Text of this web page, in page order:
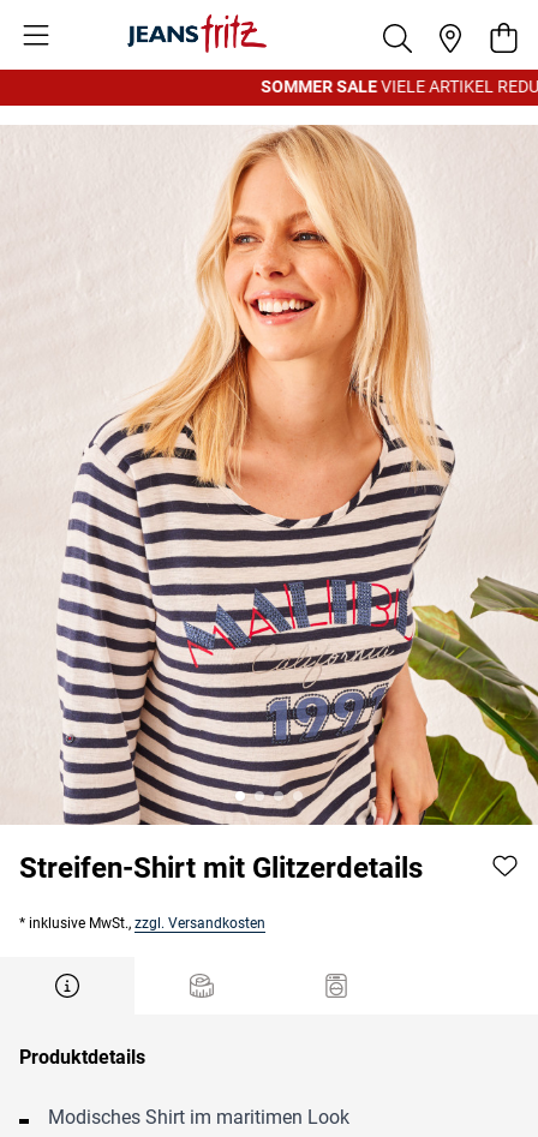
SOMMER SALEVIELE ARTIKEL
Streifen-Shirt mit Glitzerdetails
* inklusive MwSt., zzgl. Versandkosten
Produktdetails
Modisches Shirt im maritimen Look